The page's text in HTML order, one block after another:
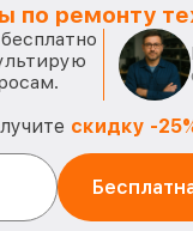
по ремонту
скидку -